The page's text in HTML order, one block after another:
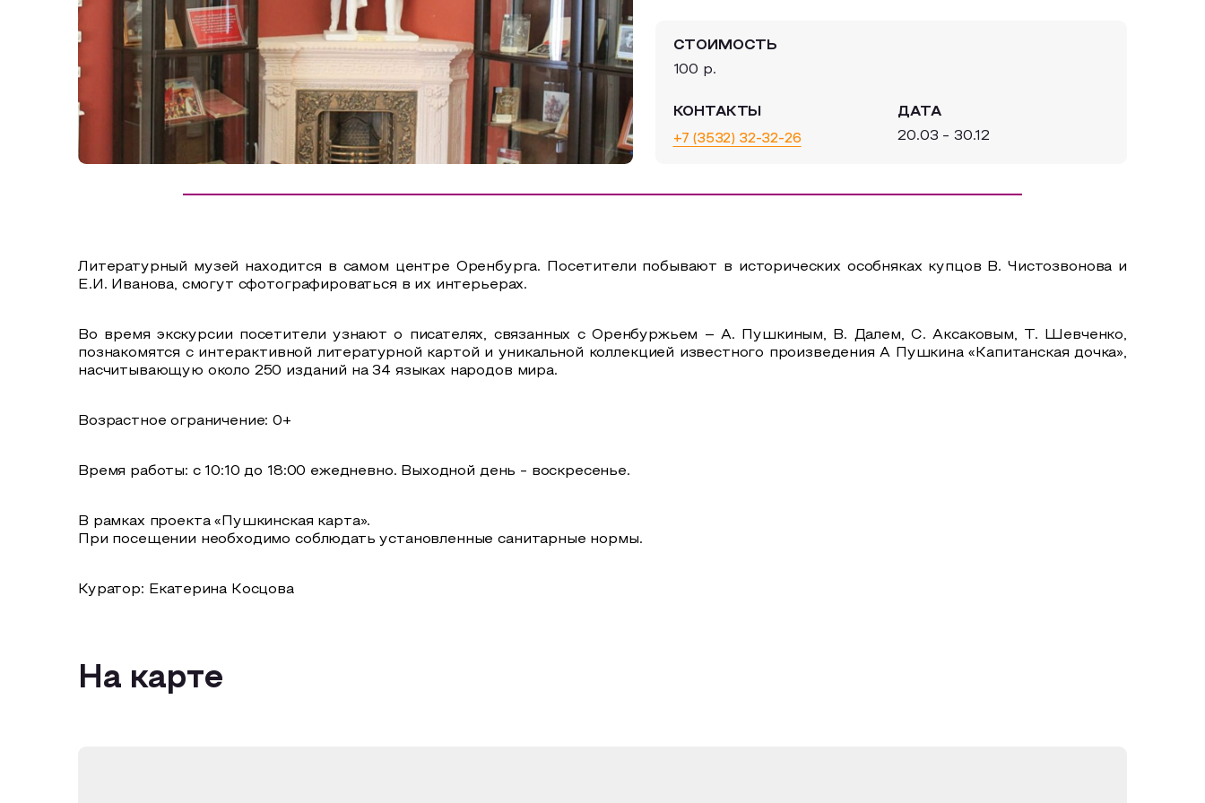
Сельский туризм
Аудио маршруты
Образовательный туризм
Доступная среда
СУВЕНИРЫ
НАЦИОНАЛЬНЫЙ ТУРИСТСКИЙ МАРШРУТ
СТОИМОСТЬ
100 р.
КОНТАКТЫ
+7 (3532) 32-32-26
ДАТА
20.03 - 30.12
Литературный музей находится в самом центре Оренбурга. Посетители побывают в исторических особняках купцов В. Чистозвонова и
Е.И. Иванова, смогут сфотографироваться в их интерьерах.
Во время экскурсии посетители узнают о писателях, связанных с Оренбуржьем – А. Пушкиным, В. Далем, С. Аксаковым, Т. Шевченко,
познакомятся с интерактивной литературной картой и уникальной коллекцией известного произведения А Пушкина «Капитанская дочка»,
насчитывающую около 250 изданий на 34 языках народов мира.
Возрастное ограничение: 0+
Время работы: с 10:10 до 18:00 ежедневно. Выходной день - воскресенье.
В рамках проекта «Пушкинская карта».
При посещении необходимо соблюдать установленные санитарные нормы.
Куратор: Екатерина Косцова
На карте